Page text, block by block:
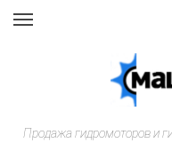
Продажа гидромоторов и
Навигация